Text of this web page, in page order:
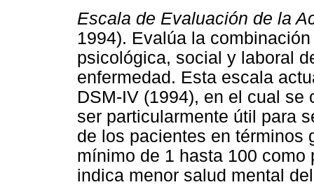
Escala de Evaluación de la
1994). Evalúa la
psicológica, social y laboral
enfermedad. Esta escala
DSM-IV (1994), en el cual
ser particularmente útil para
de los pacientes en términos
mínimo de 1 hasta 100
indica menor salud mental